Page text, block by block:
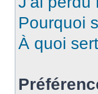
Pourquoi
À quoi